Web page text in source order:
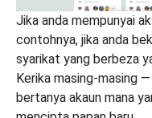
Jika anda mempunyai
contohnya, jika anda
syarikat yang berbeza
Kerika masing-masing
bertanya akaun mana